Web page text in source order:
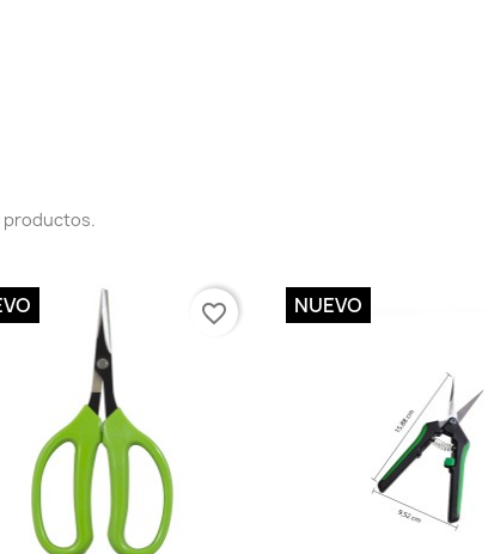
productos.
favorite_border NUEVO